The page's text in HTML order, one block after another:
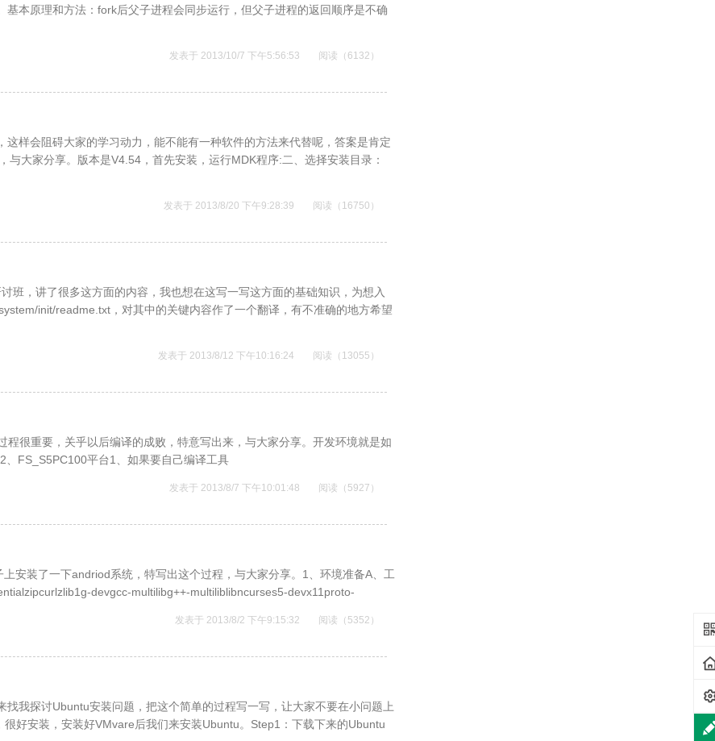
本原理和方法：fork后父子进程会同步运行，但父子进程的返回顺序是不确
发表于 2013/10/7 下午5:56:53 阅读（6132）
样会阻碍大家的学习动力，能不能有一种软件的方法来代替呢，答案是肯定
大家分享。版本是V4.54，首先安装，运行MDK程序:二、选择安装目录：
发表于 2013/8/20 下午9:28:39 阅读（16750）
班，讲了很多这方面的内容，我也想在这写一写这方面的基础知识，为想入
init/readme.txt，对其中的关键内容作了一个翻译，有不准确的地方希望
发表于 2013/8/12 下午10:16:24 阅读（13055）
很重要，关乎以后编译的成败，特意写出来，与大家分享。开发环境就是如
FS_S5PC100平台1、如果要自己编译工具
发表于 2013/8/7 下午10:01:48 阅读（5927）
安装了一下andriod系统，特写出这个过程，与大家分享。1、环境准备A、工
devgcc-multilibg++-multiliblibncurses5-devx11proto-
发表于 2013/8/2 下午9:15:32 阅读（5352）
我探讨Ubuntu安装问题，把这个简单的过程写一写，让大家不要在小问题上
好安装，安装好VMvare后我们来安装Ubuntu。Step1：下载下来的Ubuntu